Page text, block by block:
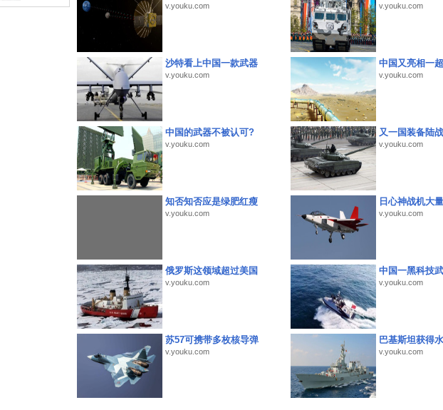
v.youku.com v.youku.com
沙特看上中国一款武器
v.youku.com
中国又亮相一
v.youku.com
中国的武器不被认可?
v.youku.com
又一国装备陆
v.youku.com
知否知否应是绿肥红瘦
v.youku.com
日心神战机大
v.youku.com
俄罗斯这领域超过美国
v.youku.com
中国一黑科技
v.youku.com
苏57可携带多枚核导弹
v.youku.com
巴基斯坦获得
v.youku.com